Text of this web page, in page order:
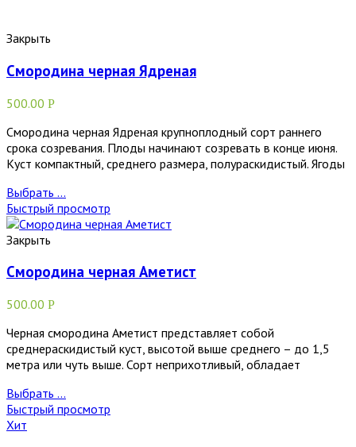
Закрыть
Смородина черная Ядреная
500.00 Р
Смородина черная Ядреная крупноплодный сорт раннего
срока созревания. Плоды начинают созревать в конце июня.
Куст компактный, среднего размера, полураскидистый. Ягоды
Выбрать ...
Быстрый просмотр
Закрыть
Смородина черная Аметист
500.00 Р
Черная смородина Аметист представляет собой
среднераскидистый куст, высотой выше среднего – до 1,5
метра или чуть выше. Сорт неприхотливый, обладает
Выбрать ...
Быстрый просмотр
Хит